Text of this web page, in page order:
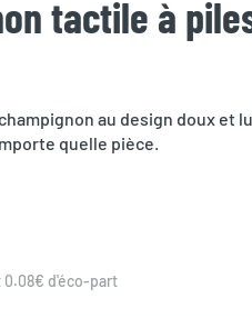
tactile à
au design doux et
quelle pièce.
0.08€ d'éco-part